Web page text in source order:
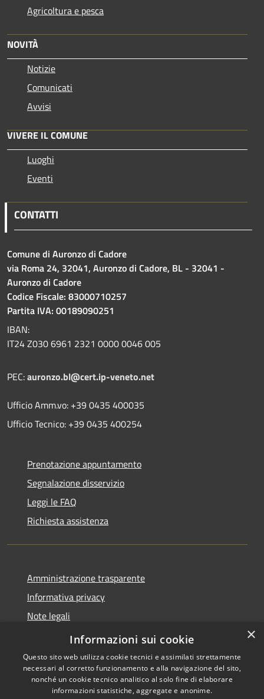
Agricoltura e pesca
NOVITÀ
Notizie
Comunicati
Avvisi
VIVERE IL COMUNE
Luoghi
Eventi
CONTATTI
Comune di Auronzo di Cadore
via Roma 24, 32041, Auronzo di Cadore, BL - 32041 -
Auronzo di Cadore
Codice Fiscale: 83000710257
Partita IVA: 00189090251
IBAN:
IT24 Z030 6961 2321 0000 0046 005
PEC:auronzo.bl@cert.ip-veneto.net
Ufficio Amm.vo: +39 0435 400035
Ufficio Tecnico: +39 0435 400254
Prenotazione appuntamento
Segnalazione disservizio
Leggi le FAQ
Richiesta assistenza
Amministrazione trasparente
Informativa privacy
Note legali
Dichiarazione di accessibilità
Copyright © 2026 • Comune di
×
Informazioni sui cookie
Questo sito web utilizza cookie tecnici e assimilati strettamente
necessari al corretto funzionamento e alla navigazione del sito,
nonché un cookie tecnico analitico al solo fine di elaborare
informazioni statistiche, aggregate e anonime.